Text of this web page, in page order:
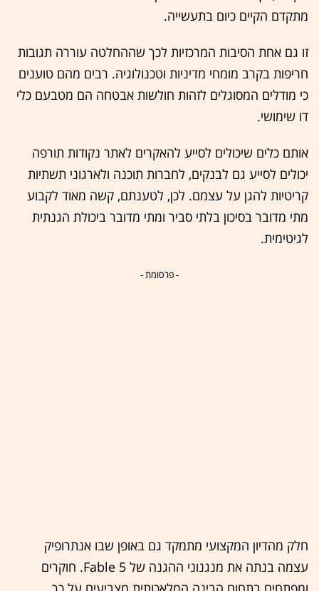
מתקדם הקיים כיום בתעשייה.
זו גם אחת הסיבות המרכזיות לכך שההחלטה עוררה תגובות
חריפות בקרב מומחי מדיניות וטכנולוגיה. רבים מהם טוענים
כי מודלים המסוגלים לזהות חולשות אבטחה הם מטבעם כלי
דו שימושי.
אותם כלים שיכולים לסייע להאקרים לאתר נקודות תורפה
יכולים לסייע גם לבנקים, לחברות תוכנה ולארגוני תשתיות
קריטיות להגן על עצמם. לכן, לטענתם, קשה מאוד לקבוע
מתי מדובר בסיכון בלתי סביר ומתי מדובר ביכולת הגנתית
לגיטימית.
- פרסומת -
חלק מהדיון המקצועי מתמקד גם באופן שבו אנתרופיק
עצמה בנתה את מנגנוני ההגנה של Fable 5. חוקרים